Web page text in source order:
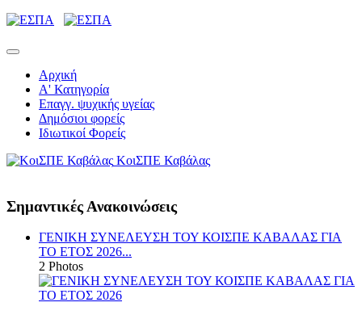
Αρχική
Α' Κατηγορία
Επαγγ. ψυχικής υγείας
Δημόσιοι φορείς
Ιδιωτικοί Φορείς
ΚοιΣΠΕ Καβάλας
Σημαντικές Ανακοινώσεις
ΓΕΝΙΚΗ ΣΥΝΕΛΕΥΣΗ ΤΟΥ ΚΟΙΣΠΕ ΚΑΒΑΛΑΣ ΓΙΑ
ΤΟ ΕΤΟΣ 2026...
2 Photos